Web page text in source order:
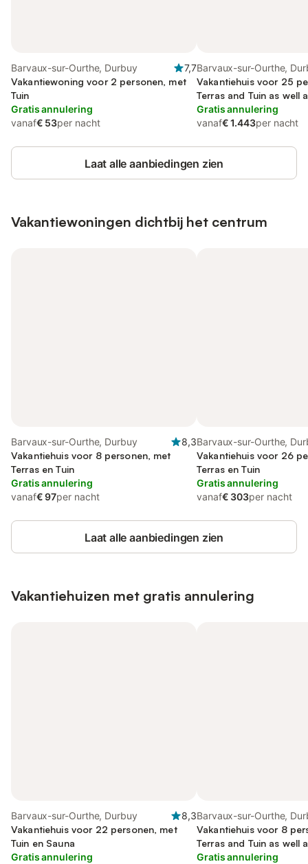
Barvaux-sur-Ourthe, Durbuy
7,7
Vakantiewoning voor 2 personen, met
Tuin
Gratis annulering
vanaf€ 53per nacht
Barvaux-sur-Ourthe,
Vakantiehuis voor 25
Terras and Tuin as well
Gratis annulering
vanaf€ 1.443per nacht
Laat alle aanbiedingen zien
Vakantiewoningen dichtbij het centrum
Barvaux-sur-Ourthe, Durbuy
8,3
Vakantiehuis voor 8 personen, met
Terras en Tuin
Gratis annulering
vanaf€ 97per nacht
Barvaux-sur-Ourthe,
Vakantiehuis voor 26
Terras en Tuin
Gratis annulering
vanaf€ 303per nacht
Laat alle aanbiedingen zien
Vakantiehuizen met gratis annulering
Barvaux-sur-Ourthe, Durbuy
8,3
Vakantiehuis voor 22 personen, met
Tuin en Sauna
Gratis annulering
Barvaux-sur-Ourthe,
Vakantiehuis voor 8
Terras and Tuin as well
Gratis annulering